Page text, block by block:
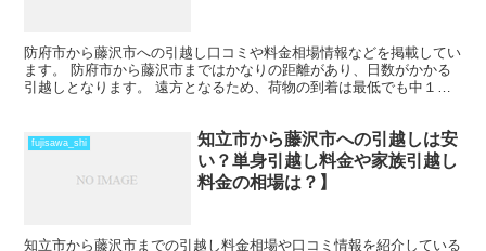
防府市から藤沢市への引越し口コミや料金相場情報などを掲載してい
ます。 防府市から藤沢市まではかなりの距離があり、日数がかかる
引越しとなります。 遠方となるため、荷物の到着は最低でも中１日
fujisawa_shi
知立市から藤沢市への引越しは安
い？単身引越し料金や家族引越し
料金の相場は？】
知立市から藤沢市までの引越し料金相場や口コミ情報を紹介している